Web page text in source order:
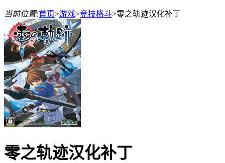
当前位置:首页>游戏>竞技格斗>零之轨迹汉化补丁
零之轨迹汉化补丁